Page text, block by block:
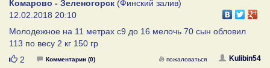
Комарово - Зеленогорск (Финский залив)
12.02.2018 20:10
Молодежное на 11 метрах с9 до 16 мелочь 70 сын обловил
113 по весу 2 кг 150 гр
Нравится
2 Комментарии (0) Kulibin54
пожаловаться